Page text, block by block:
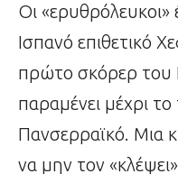
Οι «ερυθρόλευκοι»
Ισπανό επιθετικό
πρώτο σκόρερ
παραμένει μέχρι
Πανσερραϊκό. Μια
να μην τον